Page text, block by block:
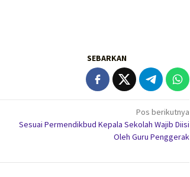
SEBARKAN
Pos berikutnya
Sesuai Permendikbud Kepala Sekolah Wajib Diisi
Oleh Guru Penggerak